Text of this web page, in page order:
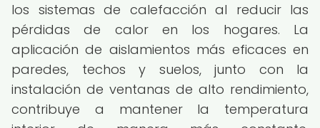
los sistemas de calefacción al reducir las
pérdidas de calor en los hogares. La
aplicación de aislamientos más eficaces en
paredes, techos y suelos, junto con la
instalación de ventanas de alto rendimiento,
contribuye a mantener la temperatura